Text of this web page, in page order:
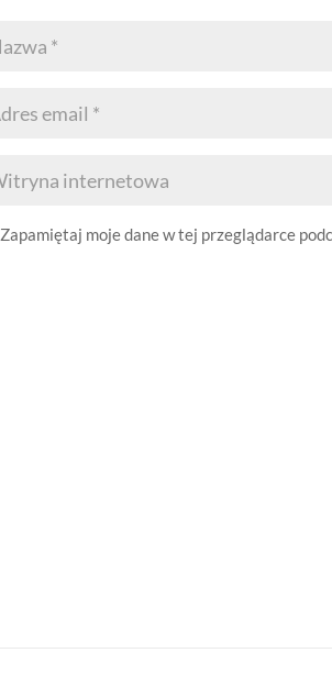
Zapamiętaj moje dane w tej przeglądarce